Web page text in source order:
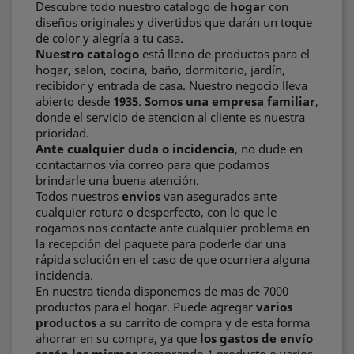
Descubre todo nuestro catalogo de hogar con
diseños originales y divertidos que darán un toque
de color y alegría a tu casa.
Nuestro catalogo está lleno de productos para el
hogar, salon, cocina, baño, dormitorio, jardín,
recibidor y entrada de casa. Nuestro negocio lleva
abierto desde 1935. Somos una empresa familiar,
donde el servicio de atencion al cliente es nuestra
prioridad.
Ante cualquier duda o incidencia, no dude en
contactarnos via correo para que podamos
brindarle una buena atención.
Todos nuestros envios van asegurados ante
cualquier rotura o desperfecto, con lo que le
rogamos nos contacte ante cualquier problema en
la recepción del paquete para poderle dar una
rápida solución en el caso de que ocurriera alguna
incidencia.
En nuestra tienda disponemos de mas de 7000
productos para el hogar. Puede agregar varios
productos a su carrito de compra y de esta forma
ahorrar en su compra, ya que los gastos de envío